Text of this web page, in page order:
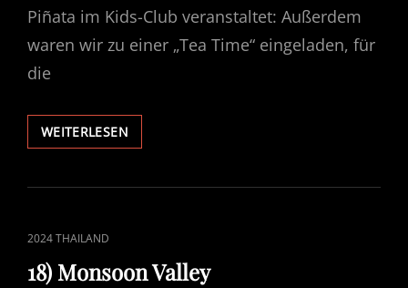
Piñata im Kids-Club veranstaltet: Außerdem
waren wir zu einer „Tea Time“ eingeladen, für
die
WEITERLESEN19)
HALLOWEEN
CAT
LINKS
2024 THAILAND
18) Monsoon Valley